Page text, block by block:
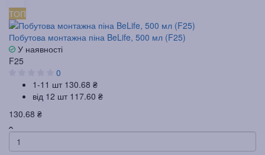
ТОП
Побутова монтажна піна BeLife, 500 мл (F25)
У наявності
F25
0
1-11 шт 130.68 ₴
від 12 шт 117.60 ₴
130.68 ₴